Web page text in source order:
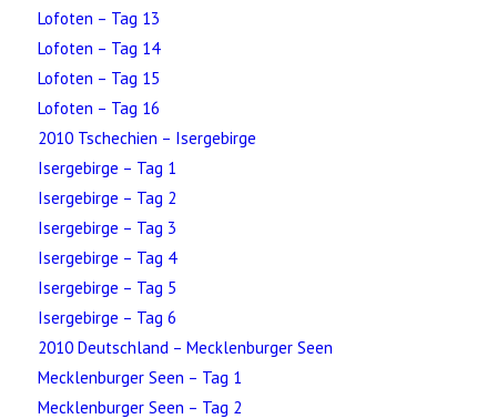
Lofoten – Tag 13
Lofoten – Tag 14
Lofoten – Tag 15
Lofoten – Tag 16
2010 Tschechien – Isergebirge
Isergebirge – Tag 1
Isergebirge – Tag 2
Isergebirge – Tag 3
Isergebirge – Tag 4
Isergebirge – Tag 5
Isergebirge – Tag 6
2010 Deutschland – Mecklenburger Seen
Mecklenburger Seen – Tag 1
Mecklenburger Seen – Tag 2